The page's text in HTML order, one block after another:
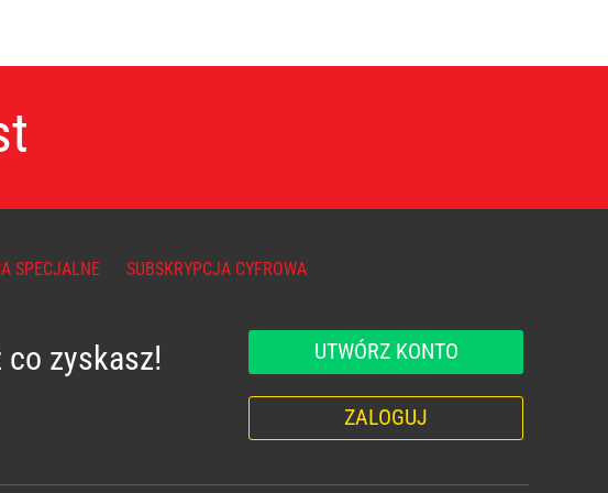
SPECJALNE SUBSKRYPCJA CYFROWA
co zyskasz! UTWÓRZ KONTO
ZALOGUJ